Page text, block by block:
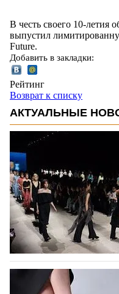
В честь своего 10-летия
выпустил
Future.
Добавить в закладки:
Рейтинг
Возврат к списку
АКТУАЛЬНЫЕ
На участие в